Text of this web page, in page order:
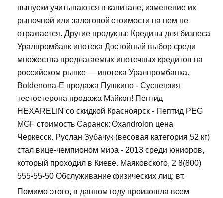
выпуски учитываются в капитале, изменение их
рыночной или залоговой стоимости на нем не
отражается. Другие продукты: Кредиты для бизнеса
Уралпромбанк ипотека Достойный выбор среди
множества предлагаемых ипотечных кредитов на
российском рынке — ипотека Уралпромбанка.
Boldenona-E продажа Пушкино - Суспензия
тестостерона продажа Майкоп! Пептид
HEXARELIN со скидкой Красноярск - Пептид PEG
MGF стоимость Саранск: Oxandrolon цена
Черкесск. Руслан Зубачук (весовая категория 52 кг)
стал вице-чемпионом мира - 2013 среди юниоров,
который проходил в Киеве. Маяковского, 2 8(800)
555-55-50 Обслуживание физических лиц: вт.
Помимо этого, в данном году произошла всем